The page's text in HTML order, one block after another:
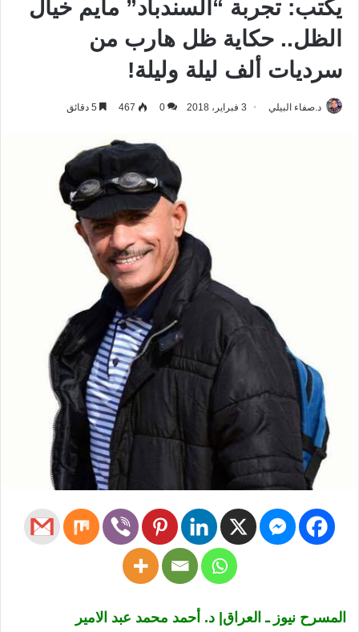
يكتب: تجربة “السندباد” مايم خيال
الظل.. حكاية ظل هارب من
سرديات ألف ليلة وليلة!
د.صفاء البيلي 3 فبراير، 2018 0
467
المسرح نيوز ـ العراق| د. أحمد محمد عبد الامير